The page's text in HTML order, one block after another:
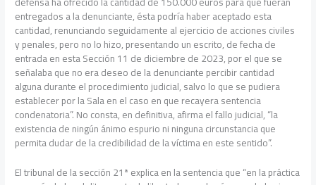
entregados a la denunciante, ésta podría haber aceptado esta
cantidad, renunciando seguidamente al ejercicio de acciones civiles
y penales, pero no lo hizo, presentando un escrito, de fecha de
entrada en esta Sección 11 de diciembre de 2023, por el que se
señalaba que no era deseo de la denunciante percibir cantidad
alguna durante el procedimiento judicial, salvo lo que se pudiera
establecer por la Sala en el caso en que recayera sentencia
condenatoria”. No consta, en definitiva, afirma el fallo judicial, “la
existencia de ningún ánimo espurio ni ninguna circunstancia que
permita dudar de la credibilidad de la víctima en este sentido”.
El tribunal de la sección 21ª explica en la sentencia que “en la práctica